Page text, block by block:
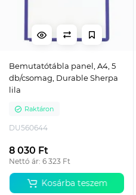
Bemutatótábla panel, A4, 5
db/csomag, Durable Sherpa
lila
Raktáron
DU560644
8 030 Ft
Nettó ár: 6 323 Ft
Kosárba teszem